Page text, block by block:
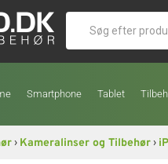
Smartphone Tablet
› Kameralinser og Tilbehør›